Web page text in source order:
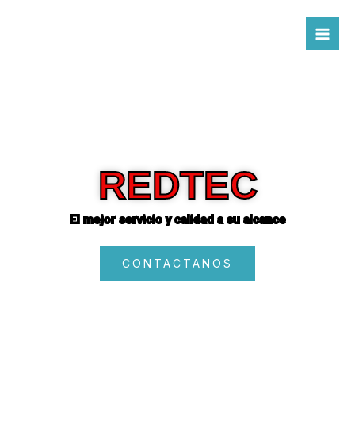
REDTEC
El mejor servicio y calidad a su alcance
CONTACTANOS